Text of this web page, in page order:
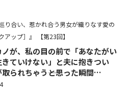
り合い、惹かれ合う男女が織りなす愛の
アップ］』
【第23回】
が、私の目の前で「あなたがい
ていけない」と夫に抱きつい
られちゃう――と思った瞬間…